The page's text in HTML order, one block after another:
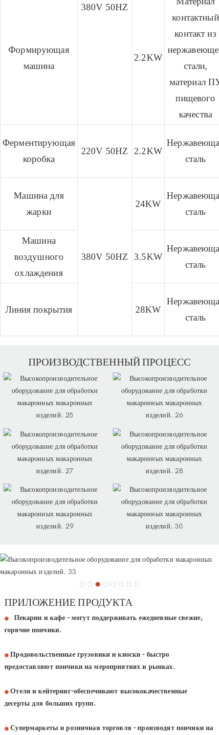
380V 50HZ
Формирующая
машина
2.2KW
контактный
контакт из
стали,
материал
пищевого
качества
Ферментирующая
коробка
220V 50HZ 2.2KW
сталь
Машина для
жарки
380V 50HZ
24KW
сталь
Машина
воздушного
охлаждения
3.5KW
сталь
Линия покрытия 28KW
сталь
ПРОИЗВОДСТВЕННЫЙ ПРОЦЕСС
ПРИЛОЖЕНИЕ ПРОДУКТА
◉
Пекарни и кафе - могут поддерживать ежедневные свежие,
горячие пончики.
◉Продовольственные грузовики и киоски - быстро
предоставляют пончики на мероприятиях и рынках.
◉Отели и кейтеринг-обеспечивают высококачественные
десерты для больших групп.
◉Супермаркеты и розничная торговля - производят пончики на